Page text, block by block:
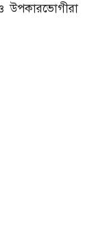
ও উপকারভোগীরা